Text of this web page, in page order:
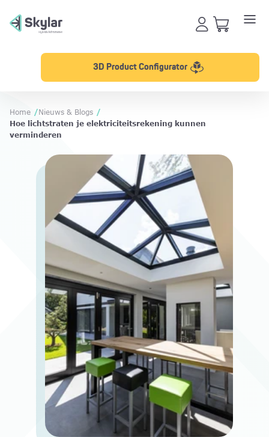
3D Product Configurator
Home /Nieuws & Blogs /
Hoe lichtstraten je elektriciteitsrekening kunnen
verminderen